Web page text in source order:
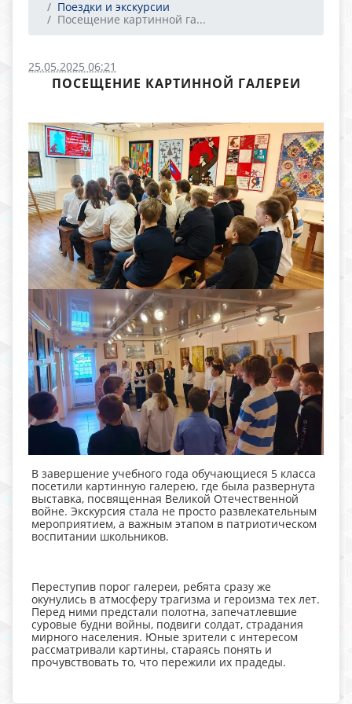
Поездки и экскурсии
Посещение картинной га...
25.05.2025 06:21
ПОСЕЩЕНИЕ КАРТИННОЙ ГАЛЕРЕИ
В завершение учебного года обучающиеся 5 класса
посетили картинную галерею, где была развернута
выставка, посвященная Великой Отечественной
войне. Экскурсия стала не просто развлекательным
мероприятием, а важным этапом в патриотическом
воспитании школьников.
Переступив порог галереи, ребята сразу же
окунулись в атмосферу трагизма и героизма тех лет.
Перед ними предстали полотна, запечатлевшие
суровые будни войны, подвиги солдат, страдания
мирного населения. Юные зрители с интересом
рассматривали картины, стараясь понять и
прочувствовать то, что пережили их прадеды.